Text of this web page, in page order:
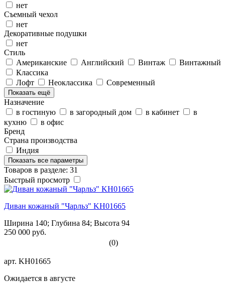
нет
Съемный чехол
нет
Декоративные подушки
нет
Стиль
Американские
Английский Винтаж
Винтажный
Классика
Лофт
Неоклассика Современный
Показать ещё
Назначение
в гостиную
в загородный дом в кабинет
в
кухню
в офис
Бренд
Страна производства
Индия
Показать все параметры
Товаров в разделе: 31
Быстрый просмотр
Диван кожаный "Чарльз" KH01665
Ширина 140; Глубина 84; Высота 94
250 000 руб.
(0)
арт. KH01665
Ожидается в августе